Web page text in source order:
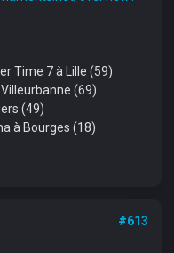
Time 7 à Lille (59)
(69)
(49)
à Bourges (18)
#613